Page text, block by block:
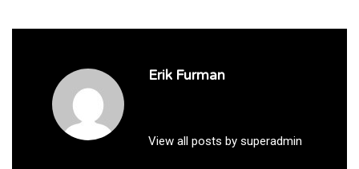
Erik Furman
View all posts by superadmin